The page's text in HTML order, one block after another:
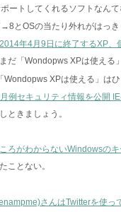
ートしてくれるソフトなんて
とOSの当たり外れがはっき
年4月9日に終了するXP、
だ「Wondopws XPは使え
Wondopws XPは使える」は
例セキュリティ情報を公開
ときましょう。
ろがわからないWindowsのキ
ことない。
さんはTwitterを使っ